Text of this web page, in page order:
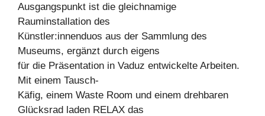
Ausgangspunkt ist die gleichnamige
Rauminstallation des
Künstler:innenduos aus der Sammlung des
Museums, ergänzt durch eigens
für die Präsentation in Vaduz entwickelte Arbeiten.
Mit einem Tausch-
Käfig, einem Waste Room und einem drehbaren
Glücksrad laden RELAX das